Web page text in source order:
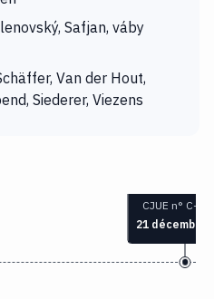
Safjan, váby
Van der Hout,
Siederer, Viezens
CJUE n° C-
21 décembre